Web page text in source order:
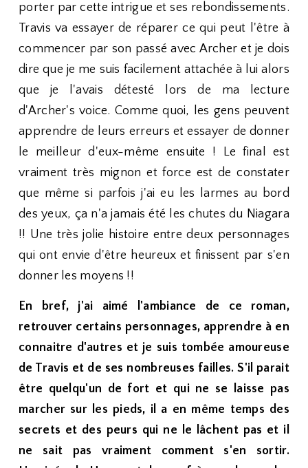
porter par cette intrigue et ses rebondissements.
Travis va essayer de réparer ce qui peut l'être à
commencer par son passé avec Archer et je dois
dire que je me suis facilement attachée à lui alors
que je l'avais détesté lors de ma lecture
d'Archer's voice. Comme quoi, les gens peuvent
apprendre de leurs erreurs et essayer de donner
le meilleur d'eux-même ensuite ! Le final est
vraiment très mignon et force est de constater
que même si parfois j'ai eu les larmes au bord
des yeux, ça n'a jamais été les chutes du Niagara
!! Une très jolie histoire entre deux personnages
qui ont envie d'être heureux et finissent par s'en
donner les moyens !!
En bref, j'ai aimé l'ambiance de ce roman,
retrouver certains personnages, apprendre à en
connaitre d'autres et je suis tombée amoureuse
de Travis et de ses nombreuses failles. S'il parait
être quelqu'un de fort et qui ne se laisse pas
marcher sur les pieds, il a en même temps des
secrets et des peurs qui ne le lâchent pas et il
ne sait pas vraiment comment s'en sortir.